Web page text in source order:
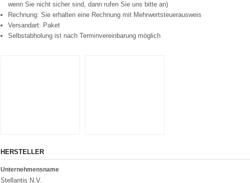
wenn Sie nicht sicher sind, dann rufen Sie uns bitte an)
Rechnung: Sie erhalten eine Rechnung mit Mehrwertsteuerausweis
Versandart: Paket
Selbstabholung ist nach Terminvereinbarung möglich
HERSTELLER
Unternehmensname
Stellantis N.V.